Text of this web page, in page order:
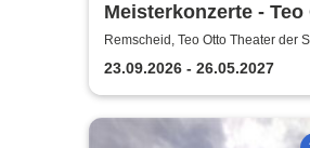
Meisterkonzerte - Teo
Theater der Stadt
Remscheid, Teo Otto Theater der
Remscheid
23.09.2026 - 26.05.2027